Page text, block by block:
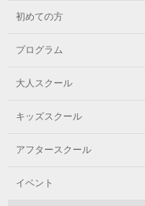
初めての方
プログラム
大人スクール
キッズスクール
アフタースクール
イベント